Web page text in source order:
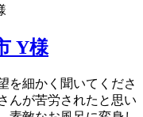
Y様
を細かく聞いてくださ
んが苦労されたと思い